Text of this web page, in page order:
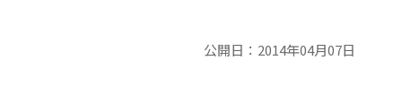
公開日： 2014年04月07日